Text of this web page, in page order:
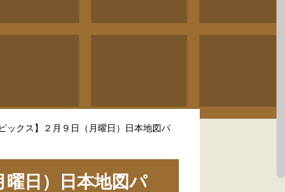
ックス】２月９日（月曜日）日本地図パ
曜日）日本地図パ